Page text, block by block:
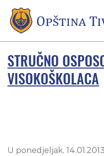
STRUČNO
VISOKOŠKOLACA
U ponedjeljak,